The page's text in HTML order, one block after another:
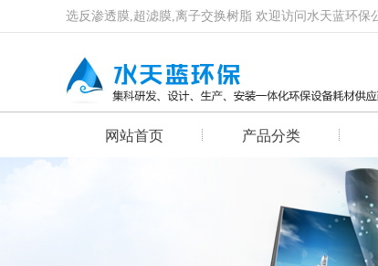
选反渗透膜,超滤膜,离子交换树脂 欢迎访问水天蓝环保
网站首页 产品分类